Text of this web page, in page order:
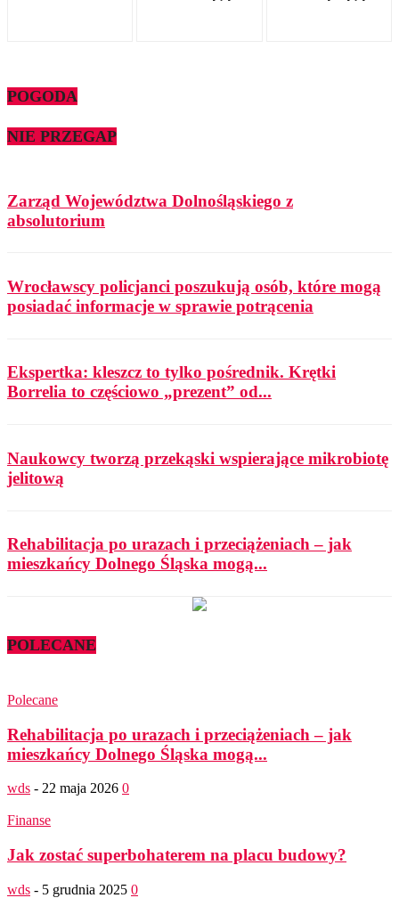
POGODA
NIE PRZEGAP
Zarząd Województwa Dolnośląskiego z
absolutorium
Wrocławscy policjanci poszukują osób, które mogą
posiadać informacje w sprawie potrącenia
Ekspertka: kleszcz to tylko pośrednik. Krętki
Borrelia to częściowo „prezent” od...
Naukowcy tworzą przekąski wspierające mikrobiotę
jelitową
Rehabilitacja po urazach i przeciążeniach – jak
mieszkańcy Dolnego Śląska mogą...
POLECANE
Polecane
Rehabilitacja po urazach i przeciążeniach – jak
mieszkańcy Dolnego Śląska mogą...
wds - 22 maja 2026 0
Finanse
Jak zostać superbohaterem na placu budowy?
wds - 5 grudnia 2025 0